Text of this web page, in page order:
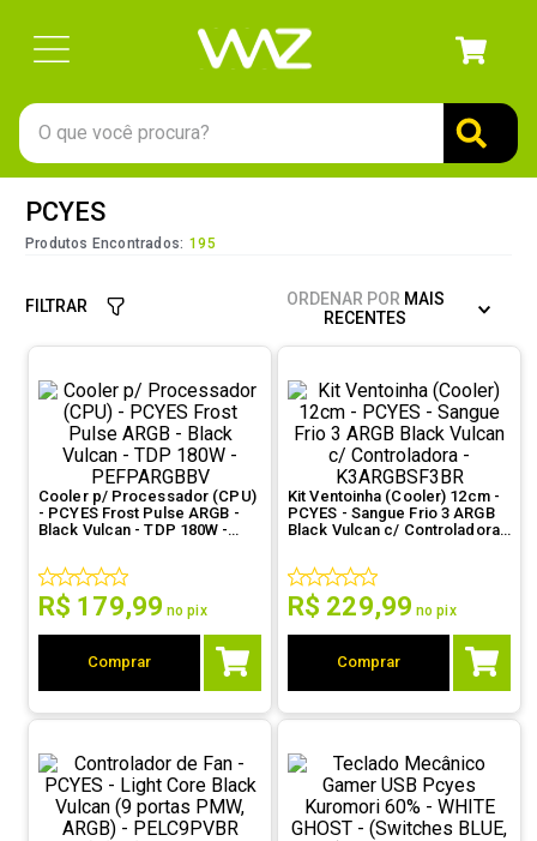
O que você procura?
PCYES
Produtos Encontrados: 195
FILTRAR ORDENAR POR MAIS
RECENTES
Cooler p/ Processador (CPU)
- PCYES Frost Pulse ARGB -
Black Vulcan - TDP 180W -
R$ 179,99 no pix
Comprar
Kit Ventoinha (Cooler) 12cm -
PCYES - Sangue Frio 3 ARGB
Black Vulcan c/ Controladora -
R$ 229,99 no pix
Comprar
ssd
4º
teclado
5º
openbox
6
mouse
8
controle
noctua
fractal